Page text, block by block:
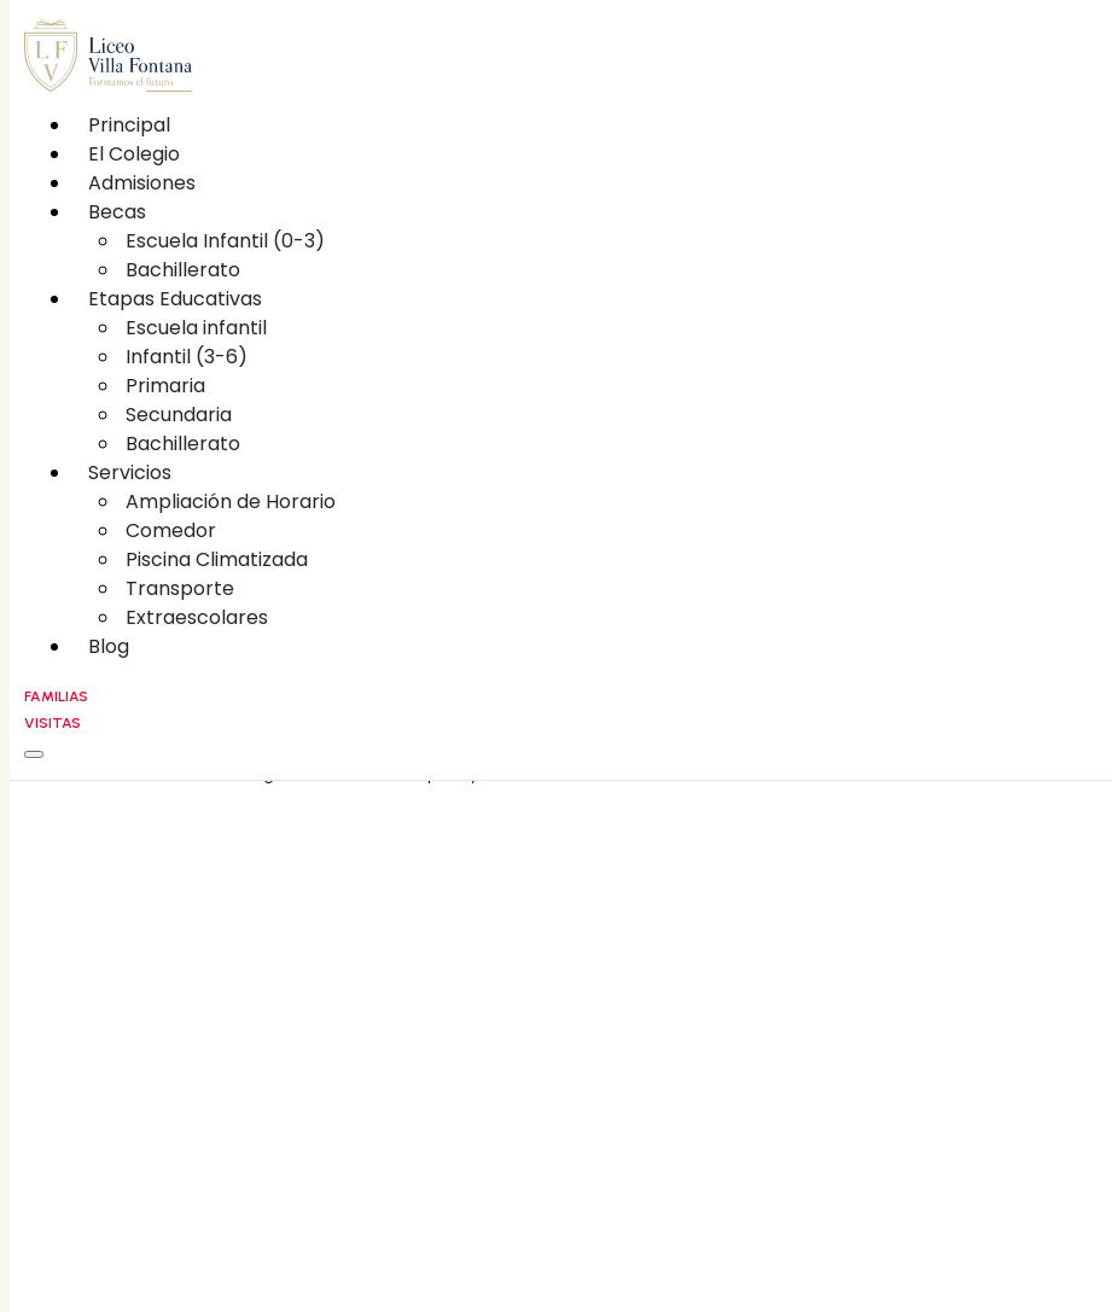
Principal
El Colegio
Etapas educativas
Escuela infantil
Infantil (3-6)
Primaria
Secundaria
Bachillerato
Becas
Escuela Infantil (0-3)
Bachillerato
Servicios
Ampliación de Horario
Comedor
Piscina Climatizada
Transporte
Extraescolares
Blog
FAMILIAS
Principal
El Colegio
Admisiones
Becas
Escuela Infantil (0-3)
Bachillerato
Etapas Educativas
Escuela infantil
Infantil (3-6)
Primaria
Secundaria
Bachillerato
Servicios
Ampliación de Horario
Comedor
Piscina Climatizada
Transporte
Extraescolares
Blog
FAMILIAS
VISITAS